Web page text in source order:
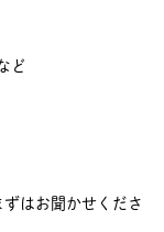
ど
はお聞かせくださ